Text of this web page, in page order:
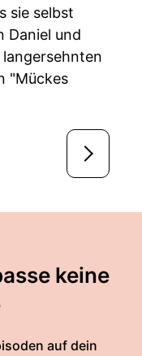
sie selbst
Daniel und
"Mückes
keine
auf dein